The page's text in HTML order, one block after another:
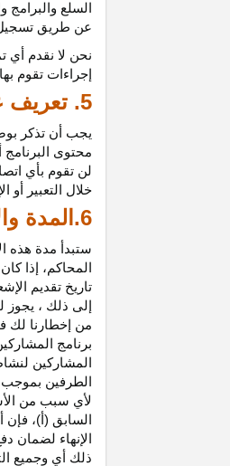
السلع
عن طريق تسجيل
نحن لا نقدم أي
إجراءات تقوم
5. تعريف عن نفسك كمشارك
يجب أن تذكر
محتوى
لن تقوم بأي
خلال التعبير أو
6.المدة والإنهاء
ستبدأ مدة هذه
المحاكم، إذا
تاريخ تقديم
إلى ذلك ، يجوز
من إخطارنا لك
برنامج
المشاركين
الطرفين بموجب
لأي سبب من
الإنهاء لضمان
ذلك أي وجميع